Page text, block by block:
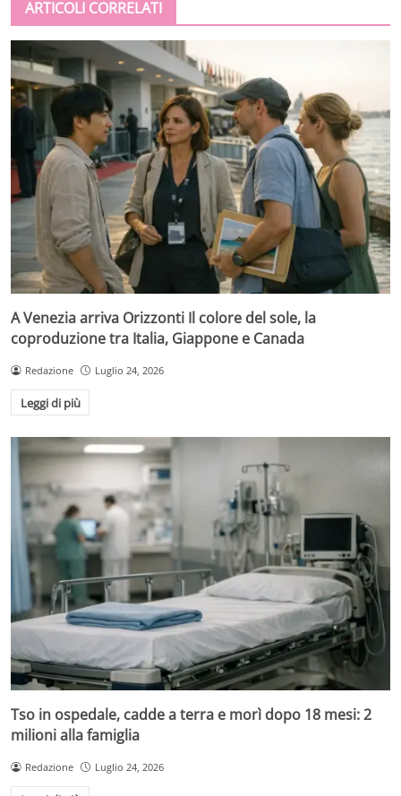
ARTICOLI CORRELATI
A Venezia arriva Orizzonti Il colore del sole, la
coproduzione tra Italia, Giappone e Canada
Redazione Luglio 24, 2026
Leggi di più
Tso in ospedale, cadde a terra e morì dopo 18 mesi: 2
milioni alla famiglia
Redazione Luglio 24, 2026